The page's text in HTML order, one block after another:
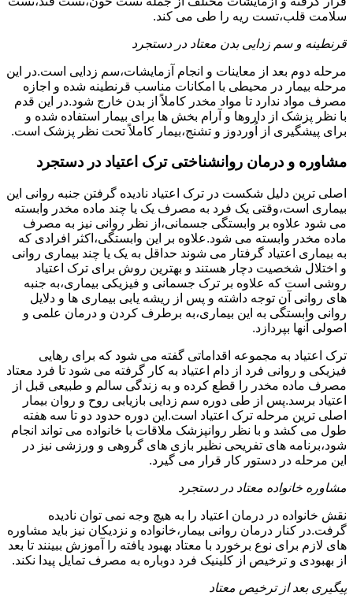
سلامت قلب،تست ریه را طی می کند.
قرنطینه و سم زدایی بدن معتاد در دستجرد
مرحله دوم بعد از معاینات و انجام آزمایشات،سم زدایی است.در این
مرحله بیمار در محیطی با امکانات مناسب قرنطینه شده و اجازه
مصرف مواد ندارد تا مواد مخدر کاملاً از بدن خارج شود.در این قدم
با نظر پزشک از داروها و آرام بخش ها برای بیمار استفاده شده و
برای پیشگیری از اُوردوز و تشنج،بیمار کاملاً تحت نظر پزشک است.
مشاوره و درمان روانشناختی ترک اعتیاد در دستجرد
اصلی ترین دلیل شکست در ترک اعتیاد نادیده گرفتن جنبه روانی این
بیماری است،وقتی یک فرد به مصرف یک یا چند ماده مخدر وابسته
می شود علاوه بر وابستگی جسمانی،از نظر روانی نیز به مصرف
ماده مخدر وابسته می شود.علاوه بر این وابستگی،اکثر افرادی که
به بیماری اعتیاد گرفتار می شوند حداقل به یک یا چند بیماری روانی
و اختلال شخصیت دچار هستند و بهترین روش برای ترک اعتیاد
روشی است که علاوه بر ترک جسمانی و فیزیکی بیماری،به جنبه
های روانی آن توجه داشته و پس از ریشه یابی بیماری ها و دلایل
روانی وابستگی به این بیماری،به برطرف کردن و درمان علمی و
اصولی آنها بپردازد.
ترک اعتیاد به مجموعه اقداماتی گفته می شود که برای رهایی
فیزیکی و روانی فرد از دام اعتیاد به کار گرفته می شود تا فرد معتاد
مصرف ماده مخدر را قطع کرده و به زندگی سالم و طبیعی قبل از
اعتیاد برسد.پس از طی دوره سم زدایی بازیابی روح و روان بیمار
اصلی ترین مرحله ترک اعتیاد است.این دوره حدود دو تا سه هفته
طول می کشد و با نظر روانپزشک ملاقات با خانواده می تواند انجام
شود،برنامه های تفریحی نظیر بازی های گروهی و ورزشی نیز در
این مرحله در دستور کار قرار می گیرد.
مشاوره خانواده معتاد در دستجرد
نقش خانواده در درمان اعتیاد را به هیچ وجه نمی توان نادیده
گرفت.در کنار درمان روانی بیمار،خانواده و نزدیکان نیز باید مشاوره
های لازم برای نوع برخورد با معتاد بهبود یافته را آموزش ببینند تا بعد
از بهبودی و ترخیص از کلینیک فرد دوباره به مصرف تمایل پیدا نکند.
پیگیری بعد از ترخیص معتاد